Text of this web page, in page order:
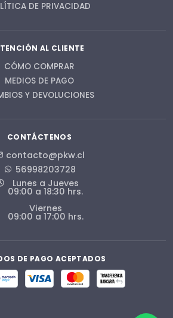
DE PRIVACIDAD
AL CLIENTE
CÓMO COMPRAR
MEDIOS DE PAGO
Y DEVOLUCIONES
CONTÁCTENOS
contacto@pkw.cl
56998203728
Lunes a Jueves
09:00 a 18:30 hrs.
Viernes
09:00 a 17:00 hrs.
DE PAGO ACEPTADOS